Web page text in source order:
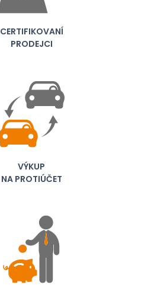
CERTIFIKOVANÍ
PRODEJCI
VÝKUP
NA PROTIÚČET